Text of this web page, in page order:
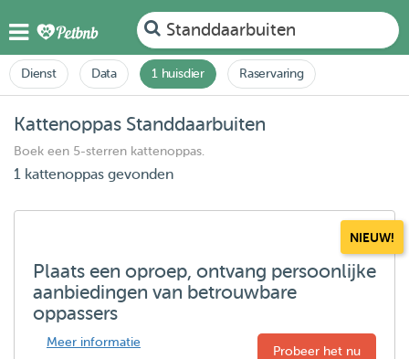
Standdaarbuiten
Dienst Data 1 huisdier Raservaring
Kattenoppas Standdaarbuiten
Boek een 5-sterren kattenoppas.
1 kattenoppas gevonden
NIEUW!
Plaats een oproep, ontvang persoonlijke
aanbiedingen van betrouwbare
oppassers
Meer informatie
Probeer het nu